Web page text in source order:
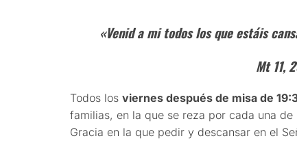
«Venid a mi todos los que estáis
Mt 11,
Todos los viernes después de misa de
familias, en la que se reza por cada una
Gracia en la que pedir y descansar en el